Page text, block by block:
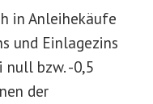
in Anleihekäufe
und Einlagezins
null bzw. -0,5
der